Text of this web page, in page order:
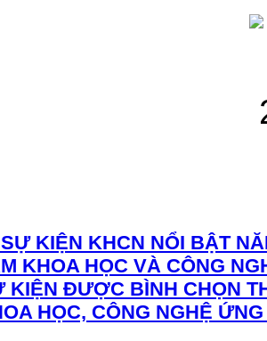
KIỆN KHCN NỔI BẬT
KHOA HỌC VÀ CÔNG
KIỆN ĐƯỢC BÌNH CHỌN
HỌC, CÔNG NGHỆ